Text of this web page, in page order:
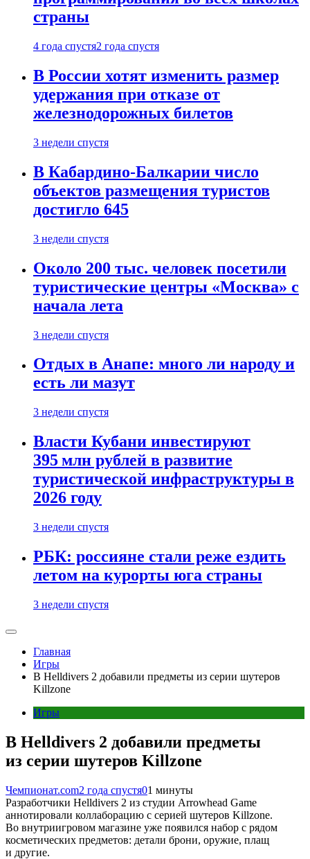
страны
4 года спустя2 года спустя
В России хотят изменить размер
удержания при отказе от
железнодорожных билетов
3 недели спустя
В Кабардино-Балкарии число
объектов размещения туристов
достигло 645
3 недели спустя
Около 200 тыс. человек посетили
туристические центры «Москва» с
начала лета
3 недели спустя
Отдых в Анапе: много ли народу и
есть ли мазут
3 недели спустя
Власти Кубани инвестируют
395 млн рублей в развитие
туристической инфраструктуры в
2026 году
3 недели спустя
РБК: россияне стали реже ездить
летом на курорты юга страны
3 недели спустя
Главная
Игры
В Helldivers 2 добавили предметы из серии шутеров
Killzone
Игры
В Helldivers 2 добавили предметы
из серии шутеров Killzone
Чемпионат.com2 года спустя01 минуты
Разработчики Helldivers 2 из студии Arrowhead Game
аннотировали коллаборацию с серией шутеров Killzone.
Во внутриигровом магазине уже появился набор с рядом
косметических предметов: детали брони, оружие, плащ
и другие.